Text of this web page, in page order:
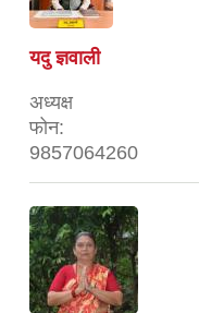
यदु ज्ञवाली
अध्यक्ष
फोन:
9857064260